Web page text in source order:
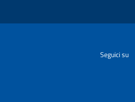
Seguici su